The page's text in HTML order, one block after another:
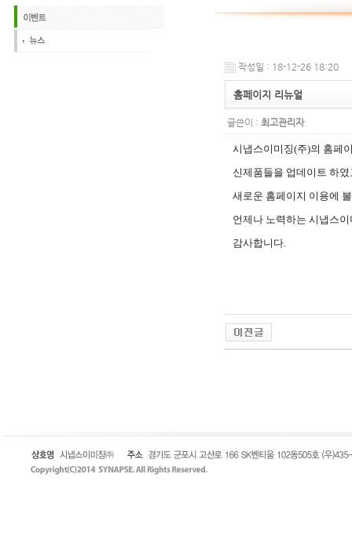
작성일 : 18-12-26 18:20
홈페이지 리뉴얼
글쓴이 : 최고관리자
시냅스이미징(주)의 홈페
신제품들을 업데이트 하였
새로운 홈페이지 이용에
언제나 노력하는 시냅스이
감사합니다.